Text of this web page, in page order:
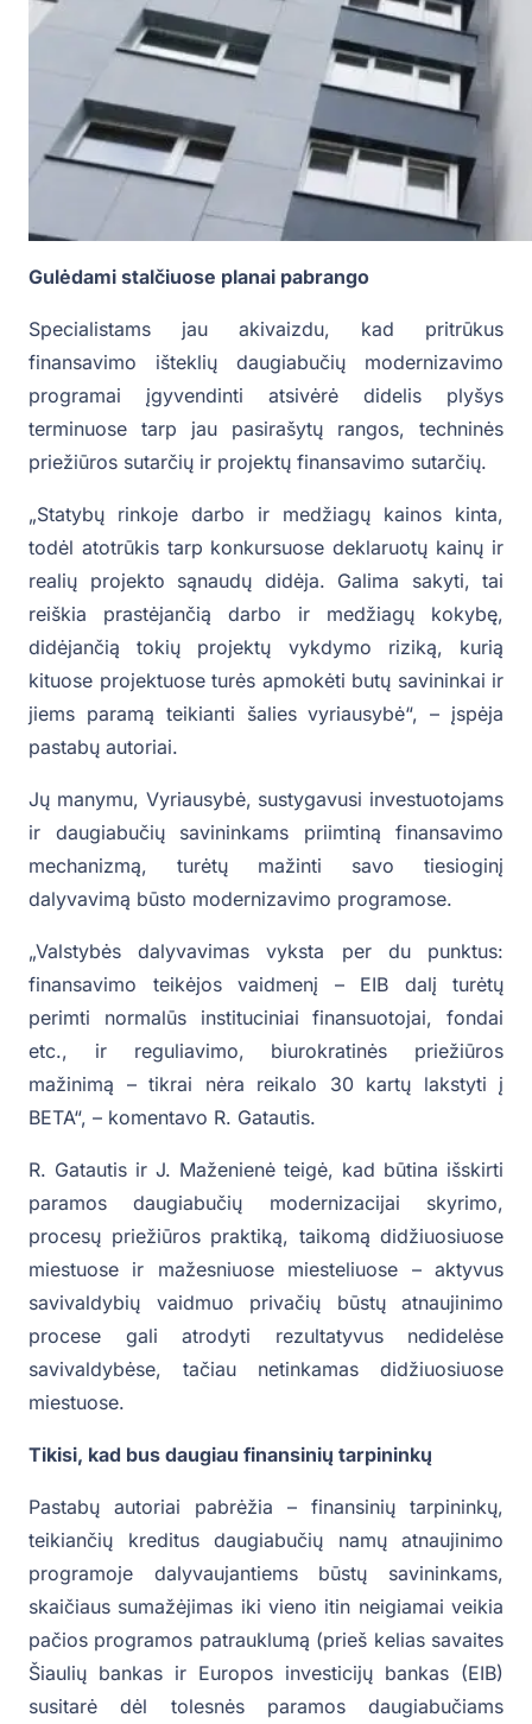
Gulėdami stalčiuose planai pabrango
Specialistams jau akivaizdu, kad pritrūkus
finansavimo išteklių daugiabučių modernizavimo
programai įgyvendinti atsivėrė didelis plyšys
terminuose tarp jau pasirašytų rangos, techninės
priežiūros sutarčių ir projektų finansavimo sutarčių.
„Statybų rinkoje darbo ir medžiagų kainos kinta,
todėl atotrūkis tarp konkursuose deklaruotų kainų ir
realių projekto sąnaudų didėja. Galima sakyti, tai
reiškia prastėjančią darbo ir medžiagų kokybę,
didėjančią tokių projektų vykdymo riziką, kurią
kituose projektuose turės apmokėti butų savininkai ir
jiems paramą teikianti šalies vyriausybė“, – įspėja
pastabų autoriai.
Jų manymu, Vyriausybė, sustygavusi investuotojams
ir daugiabučių savininkams priimtiną finansavimo
mechanizmą, turėtų mažinti savo tiesioginį
dalyvavimą būsto modernizavimo programose.
„Valstybės dalyvavimas vyksta per du punktus:
finansavimo teikėjos vaidmenį – EIB dalį turėtų
perimti normalūs instituciniai finansuotojai, fondai
etc., ir reguliavimo, biurokratinės priežiūros
mažinimą – tikrai nėra reikalo 30 kartų lakstyti į
BETA“, – komentavo R. Gatautis.
R. Gatautis ir J. Maženienė teigė, kad būtina išskirti
paramos daugiabučių modernizacijai skyrimo,
procesų priežiūros praktiką, taikomą didžiuosiuose
miestuose ir mažesniuose miesteliuose – aktyvus
savivaldybių vaidmuo privačių būstų atnaujinimo
procese gali atrodyti rezultatyvus nedidelėse
savivaldybėse, tačiau netinkamas didžiuosiuose
miestuose.
Tikisi, kad bus daugiau finansinių tarpininkų
Pastabų autoriai pabrėžia – finansinių tarpininkų,
teikiančių kreditus daugiabučių namų atnaujinimo
programoje dalyvaujantiems būstų savininkams,
skaičiaus sumažėjimas iki vieno itin neigiamai veikia
pačios programos patrauklumą (prieš kelias savaites
Šiaulių bankas ir Europos investicijų bankas (EIB)
susitarė dėl tolesnės paramos daugiabučiams